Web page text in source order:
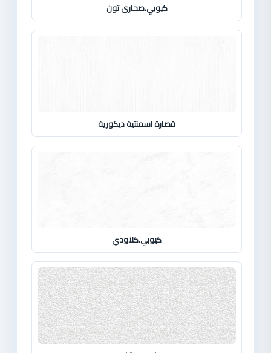
كيوبي.صحارى تون
قصارة اسمنتية ديكورية
كيوبي.كلاودي